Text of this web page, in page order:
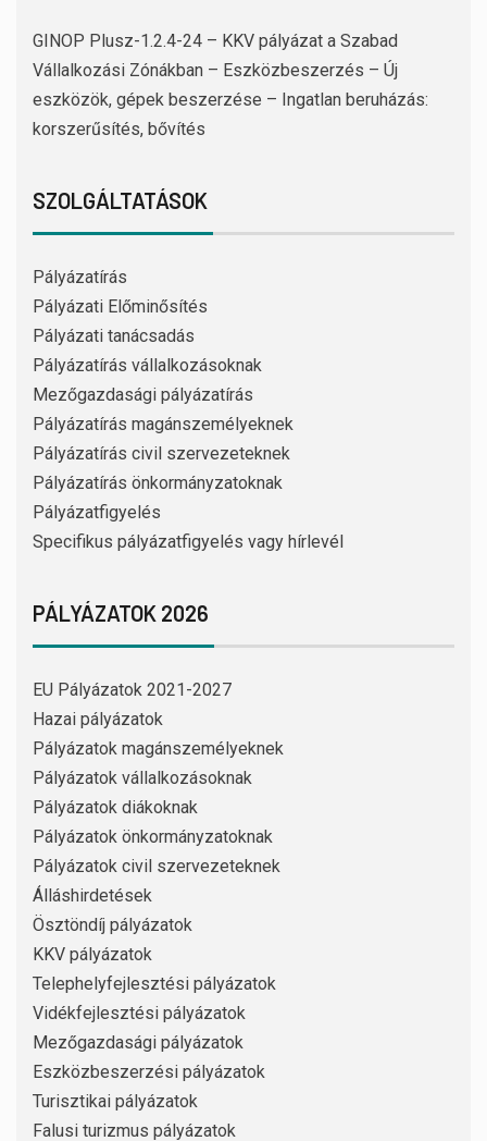
GINOP Plusz-1.2.4-24 – KKV pályázat a Szabad
Vállalkozási Zónákban – Eszközbeszerzés – Új
eszközök, gépek beszerzése – Ingatlan beruházás:
korszerűsítés, bővítés
SZOLGÁLTATÁSOK
Pályázatírás
Pályázati Előminősítés
Pályázati tanácsadás
Pályázatírás vállalkozásoknak
Mezőgazdasági pályázatírás
Pályázatírás magánszemélyeknek
Pályázatírás civil szervezeteknek
Pályázatírás önkormányzatoknak
Pályázatfigyelés
Specifikus pályázatfigyelés vagy hírlevél
PÁLYÁZATOK 2026
EU Pályázatok 2021-2027
Hazai pályázatok
Pályázatok magánszemélyeknek
Pályázatok vállalkozásoknak
Pályázatok diákoknak
Pályázatok önkormányzatoknak
Pályázatok civil szervezeteknek
Álláshirdetések
Ösztöndíj pályázatok
KKV pályázatok
Telephelyfejlesztési pályázatok
Vidékfejlesztési pályázatok
Mezőgazdasági pályázatok
Eszközbeszerzési pályázatok
Turisztikai pályázatok
Falusi turizmus pályázatok